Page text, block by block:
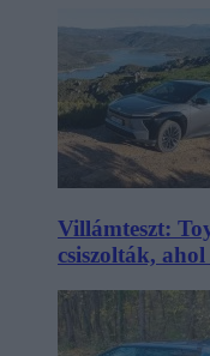
Villámteszt:
csiszolták,